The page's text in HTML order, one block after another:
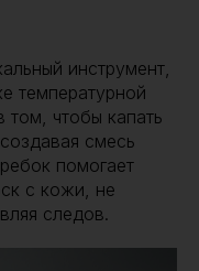
инструмент,
температурной
том, чтобы капать
смесь
помогает
с кожи, не
следов.